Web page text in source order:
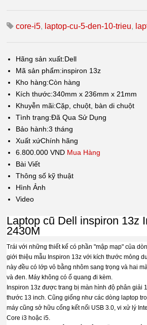
core-i5, laptop-cu-5-den-10-trieu,
Hãng sản xuất:Dell
Mã sản phẩm:inspiron 13z
Kho hàng:Còn hàng
Kích thước:340mm x 236mm x 21mm
Khuyễn mãi:Cặp, chuột, bàn di chuột
Tình trạng:Đã Qua Sử Dụng
Bảo hành:3 tháng
Xuất xứChính hãng
6.800.000 VND Mua Hàng
Bài Viết
Thông số kỹ thuật
Hình Ảnh
Video
Laptop cũ Dell inspiron 13z
2430M
Trái với những thiết kế có phần "mập mạp" của
giới thiệu mẫu Inspiron 13z với kích thước mỏng
này đều có lớp vỏ bằng nhôm sang trọng và hai
và đen. Máy không có ổ quang đi kèm.
Inspiron 13z được trang bị màn hình độ phân giải
thước 13 inch. Cũng giống như các dòng laptop
máy cũng sở hữu cổng kết nối USB 3.0, vi xử lý
Core i3 hoặc i5.